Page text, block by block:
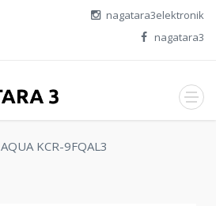
nagatara3elektronik
nagatara3
AQUA KCR-9FQAL3